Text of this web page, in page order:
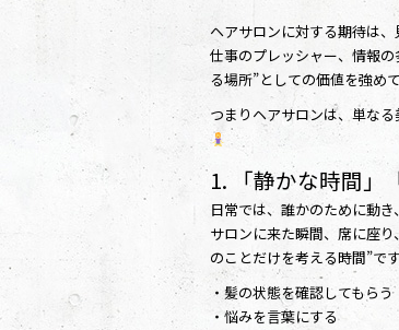
ヘアサロンに対する期待は
仕事のプレッシャー、情報
る場所”としての価値を強めて
つまりヘアサロンは、単な
1. 「静かな時間」
日常では、誰かのために動
サロンに来た瞬間、席に座
のことだけを考える時間”で
・髪の状態を確認してもらう
・悩みを言葉にする